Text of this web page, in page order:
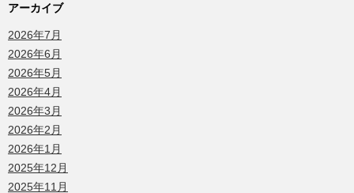
アーカイブ
2026年7月
2026年6月
2026年5月
2026年4月
2026年3月
2026年2月
2026年1月
2025年12月
2025年11月